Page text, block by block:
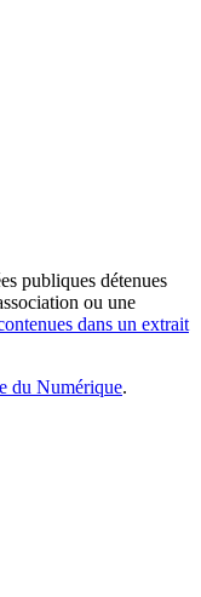
publiques détenues
ou une
dans un extrait
du Numérique.